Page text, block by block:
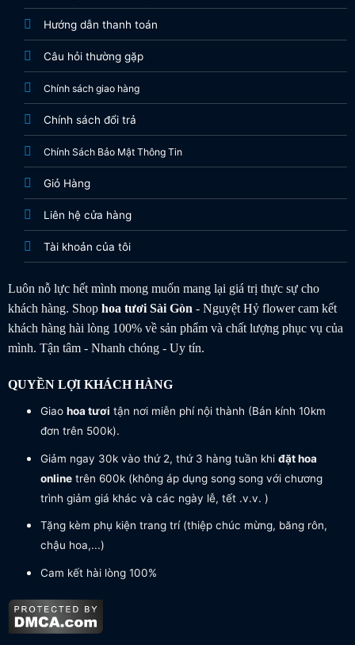
Hướng dẫn thanh toán
Câu hỏi thường gặp
Chính sách giao hàng
Chính sách đổi trả
Chính Sách Bảo Mật Thông Tin
Giỏ Hàng
Liên hệ cửa hàng
Tài khoản của tôi
Luôn nỗ lực hết mình mong muốn mang lại giá trị thực sự cho
khách hàng. Shop hoa tươiSài Gòn- Nguyệt Hỷ flower cam kết
khách hàng hài lòng 100% về sản phẩm và chất lượng phục vụ của
mình. Tận tâm - Nhanh chóng - Uy tín.
QUYỀN LỢI KHÁCH HÀNG
Giao hoa tươi tận nơi miễn phí nội thành (Bán kính 10km
đơn trên 500k).
Giảm ngay 30k vào thứ 2, thứ 3 hàng tuần khi đặt hoa
onlinetrên 600k (không áp dụng song song với chương
trình giảm giá khác và các ngày lễ, tết .v.v. )
Tặng kèm phụ kiện trang trí (thiệp chúc mừng, băng rôn,
chậu hoa,...)
Cam kết hài lòng 100%